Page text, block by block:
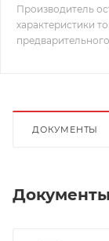
Производитель
характеристики
ДОКУМЕНТЫ
Документы